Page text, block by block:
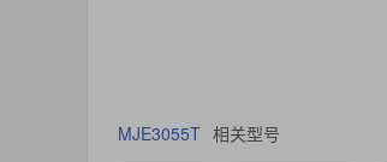
MJE3055T 相关型号